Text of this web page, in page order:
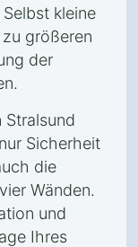
kleine
größeren
der
Stralsund
Sicherheit
die
Wänden.
und
Ihres